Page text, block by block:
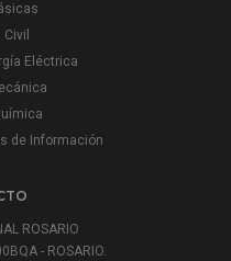
Eléctrica
de Información
ROSARIO
- ROSARIO.